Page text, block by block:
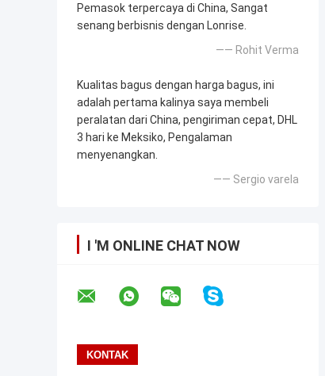
Pemasok terpercaya di China, Sangat
senang berbisnis dengan Lonrise.
—— Rohit Verma
Kualitas bagus dengan harga bagus, ini
adalah pertama kalinya saya membeli
peralatan dari China, pengiriman cepat, DHL
3 hari ke Meksiko, Pengalaman
menyenangkan.
—— Sergio varela
I 'M ONLINE CHAT NOW